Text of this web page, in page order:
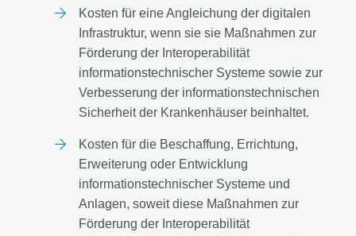
Kosten für eine Angleichung der digitalen
Infrastruktur, wenn sie sie Maßnahmen zur
Förderung der Interoperabilität
informationstechnischer Systeme sowie zur
Verbesserung der informationstechnischen
Sicherheit der Krankenhäuser beinhaltet.
Kosten für die Beschaffung, Errichtung,
Erweiterung oder Entwicklung
informationstechnischer Systeme und
Anlagen, soweit diese Maßnahmen zur
Förderung der Interoperabilität